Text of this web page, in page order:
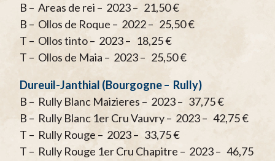
B – Areas de rei – 2023 – 21,50 €
B – Ollos de Roque – 2022 – 25,50 €
T – Ollos tinto – 2023 – 18,25 €
T – Ollos de Maia – 2023 – 25,50 €
Dureuil-Janthial (Bourgogne – Rully)
B – Rully Blanc Maizieres – 2023 – 37,75 €
B – Rully Blanc 1er Cru Vauvry – 2023 – 42,75 €
T – Rully Rouge – 2023 – 33,75 €
T – Rully Rouge 1er Cru Chapitre – 2023 – 46,75